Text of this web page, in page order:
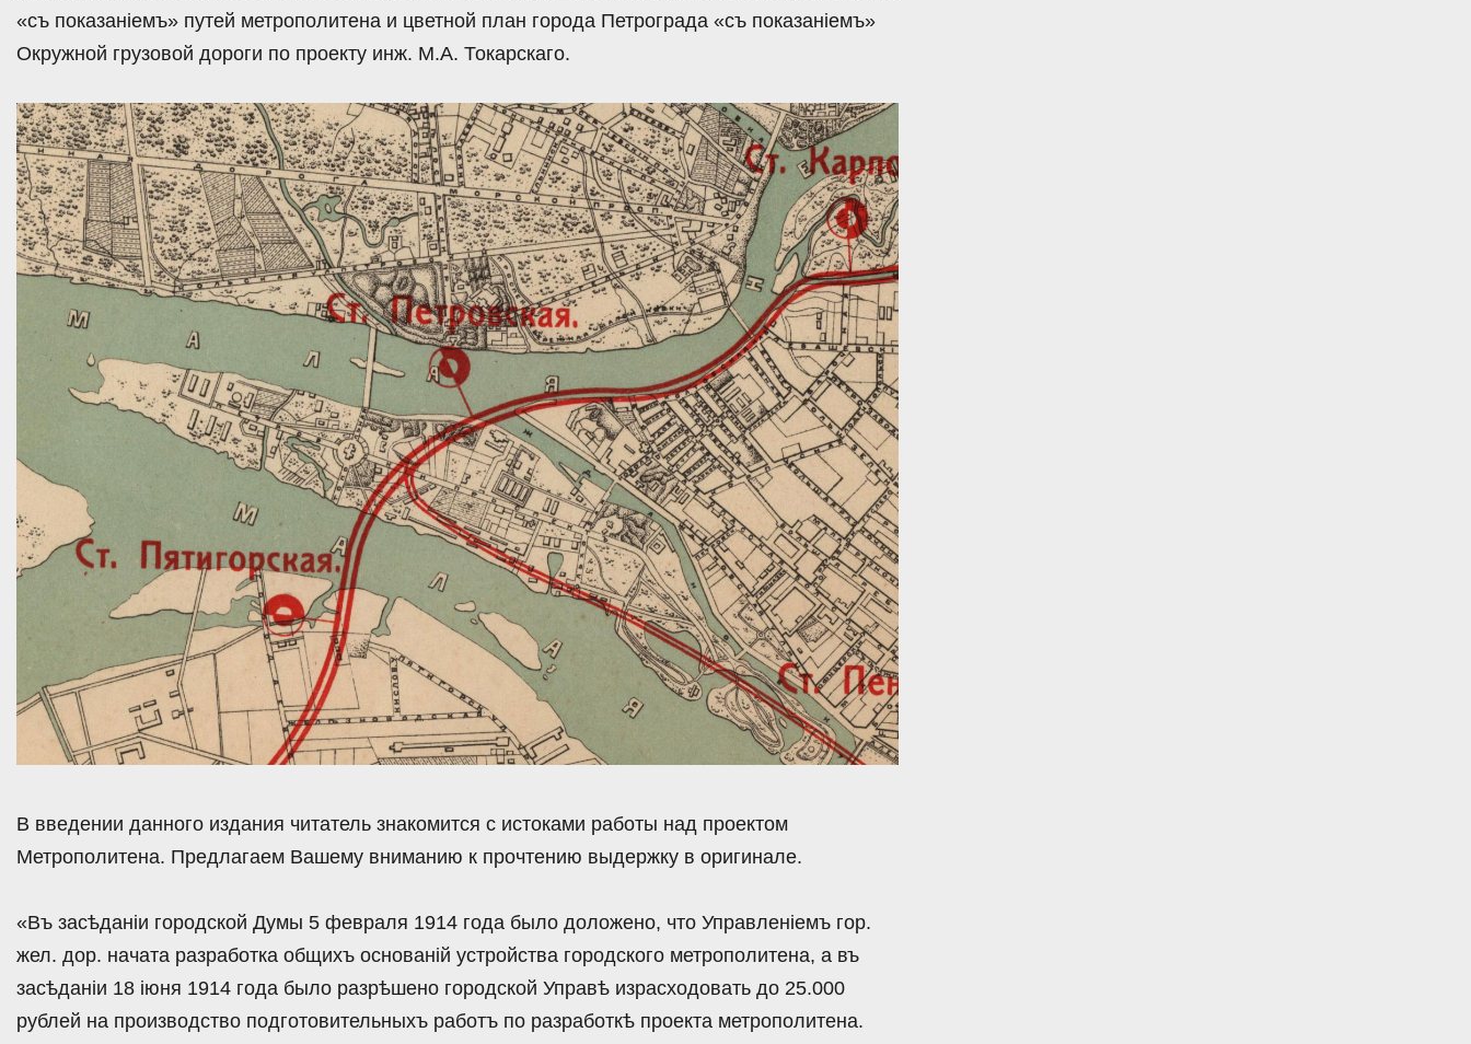
«съ показанiемъ» путей метрополитена и цветной план города Петрограда «съ показанiемъ»
Окружной грузовой дороги по проекту инж. М.А. Токарскаго.
В введении данного издания читатель знакомится с истоками работы над проектом
Метрополитена. Предлагаем Вашему вниманию к прочтению выдержку в оригинале.
«Въ засѣданiи городской Думы 5 февраля 1914 года было доложено, что Управленiемъ гор.
жел. дор. начата разработка общихъ основанiй устройства городского метрополитена, а въ
засѣданiи 18 iюня 1914 года было разрѣшено городской Управѣ израсходовать до 25.000
рублей на производство подготовительныхъ работъ по разработкѣ проекта метрополитена.